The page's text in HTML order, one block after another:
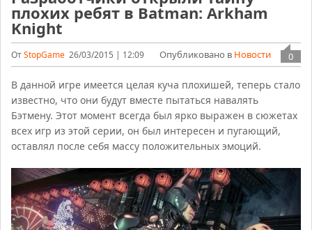
плохих ребят в Batman: Arkham
Knight
ОтStopGame 26/03/2015 | 12:09 0
Опубликовано в Новости
В данной игре имеется целая куча плохишей, теперь стало
известно, что они будут вместе пытаться навалять
Бэтмену. Этот момент всегда был ярко выражен в сюжетах
всех игр из этой серии, он был интересен и пугающий,
оставлял после себя массу положительных эмоций.